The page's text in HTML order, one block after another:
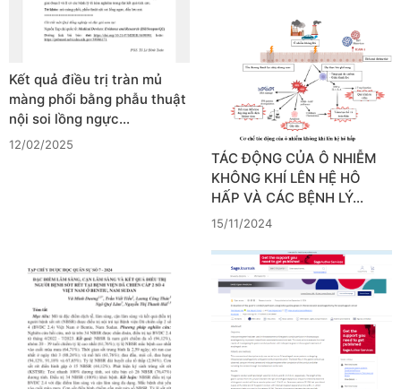
Kết quả điều trị tràn mủ
màng phổi bằng phẫu thuật
nội soi lồng ngực…
12/02/2025
TÁC ĐỘNG CỦA Ô NHIỄM
KHÔNG KHÍ LÊN HỆ HÔ
HẤP VÀ CÁC BỆNH LÝ…
15/11/2024